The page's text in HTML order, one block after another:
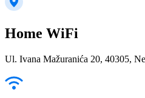
Home WiFi
Ul. Ivana Mažuranića 20, 40305,